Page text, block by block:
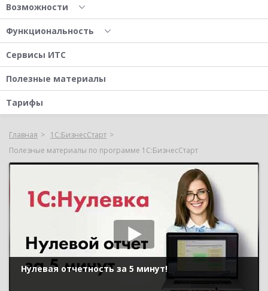
Возможности
Функциональность
Сервисы ИТС
Полезные материалы
Тарифы
Главная
1С:БизнесСтарт
Полезные материалы по программе 1С:БизнесСтарт
Нулевая отчетность за 5 минут!